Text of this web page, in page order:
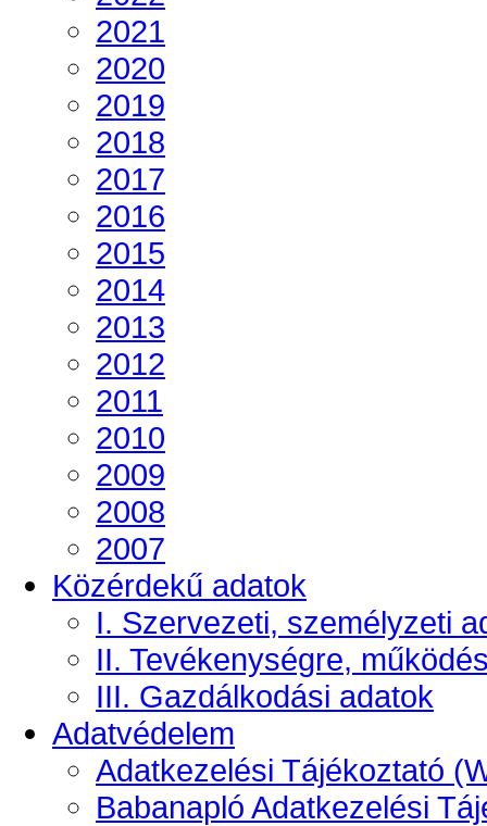
2021
2020
2019
2018
2017
2016
2015
2014
2013
2012
2011
2010
2009
2008
2007
Közérdekű adatok
I. Szervezeti, személyzeti
II. Tevékenységre,
III. Gazdálkodási adatok
Adatvédelem
Adatkezelési Tájékoztató
Babanapló Adatkezelési